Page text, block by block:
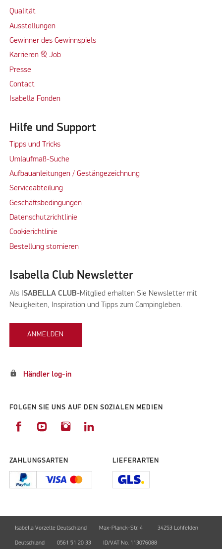
Qualität
Ausstellungen
Gewinner des Gewinnspiels
Karrieren & Job
Presse
Contact
Isabella Fonden
Hilfe und Support
Tipps und Tricks
Umlaufmaß-Suche
Aufbauanleitungen / Gestängezeichnung
Serviceabteilung
Geschäftsbedingungen
Datenschutzrichtlinie
Cookierichtlinie
Bestellung stornieren
Isabella Club Newsletter
Als I SABELLA CLUB-Mitglied erhalten Sie Newsletter mit
Neuigkeiten, Inspiration und Tipps zum Campingleben.
ANMELDEN
lock Händler log-in
FOLGEN SIE UNS AUF DEN SOZIALEN MEDIEN
ZAHLUNGSARTEN LIEFERARTEN
Isabella Vorzelte Deutschland Max-Planck-Str. 4 34253 Lohfelden
Deutschland 0561 51 20 33 ID/VAT No. 113076088